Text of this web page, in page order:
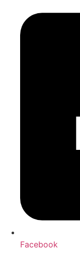
Facebook